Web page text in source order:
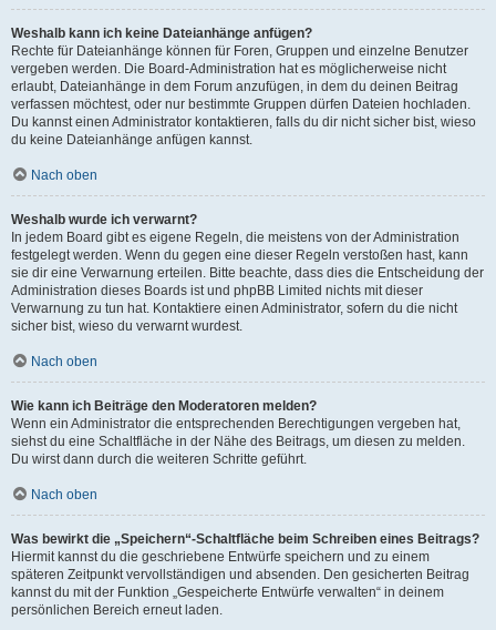
Weshalb kann ich keine Dateianhänge anfügen?
Rechte für Dateianhänge können für Foren, Gruppen und einzelne Benutzer
vergeben werden. Die Board-Administration hat es möglicherweise nicht
erlaubt, Dateianhänge in dem Forum anzufügen, in dem du deinen Beitrag
verfassen möchtest, oder nur bestimmte Gruppen dürfen Dateien hochladen.
Du kannst einen Administrator kontaktieren, falls du dir nicht sicher bist, wieso
du keine Dateianhänge anfügen kannst.
Nach oben
Weshalb wurde ich verwarnt?
In jedem Board gibt es eigene Regeln, die meistens von der Administration
festgelegt werden. Wenn du gegen eine dieser Regeln verstoßen hast, kann
sie dir eine Verwarnung erteilen. Bitte beachte, dass dies die Entscheidung der
Administration dieses Boards ist und phpBB Limited nichts mit dieser
Verwarnung zu tun hat. Kontaktiere einen Administrator, sofern du die nicht
sicher bist, wieso du verwarnt wurdest.
Nach oben
Wie kann ich Beiträge den Moderatoren melden?
Wenn ein Administrator die entsprechenden Berechtigungen vergeben hat,
siehst du eine Schaltfläche in der Nähe des Beitrags, um diesen zu melden.
Du wirst dann durch die weiteren Schritte geführt.
Nach oben
Was bewirkt die „Speichern“-Schaltfläche beim Schreiben eines Beitrags?
Hiermit kannst du die geschriebene Entwürfe speichern und zu einem
späteren Zeitpunkt vervollständigen und absenden. Den gesicherten Beitrag
kannst du mit der Funktion „Gespeicherte Entwürfe verwalten“ in deinem
persönlichen Bereich erneut laden.